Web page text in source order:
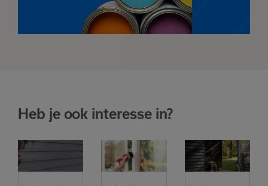
Heb je ook interesse in?